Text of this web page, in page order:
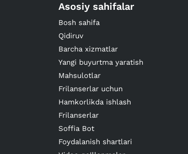
Asosiy sahifalar
Bosh sahifa
Qidiruv
Barcha xizmatlar
Yangi buyurtma yaratish
Mahsulotlar
Frilanserlar uchun
Hamkorlikda ishlash
Frilanserlar
Soffia Bot
Foydalanish shartlari